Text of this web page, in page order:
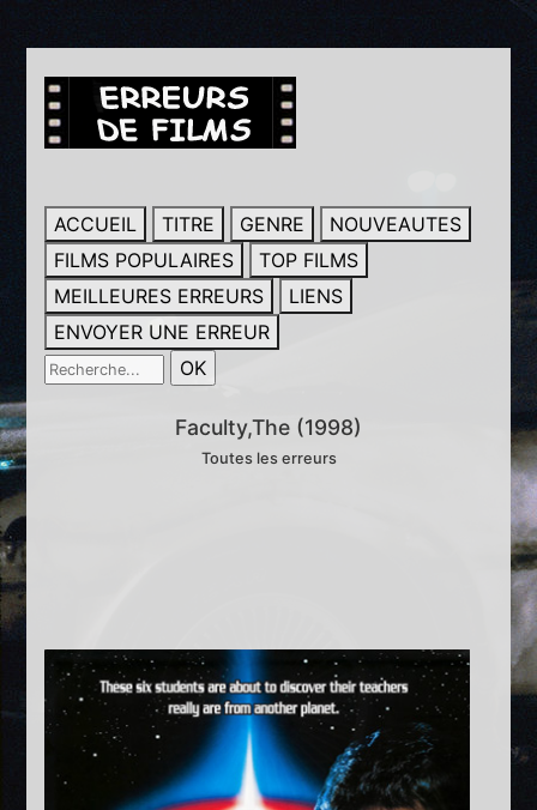
ACCUEIL TITRE GENRE
NOUVEAUTES
FILMS POPULAIRES
TOP FILMS
MEILLEURES ERREURS
LIENS
ENVOYER UNE ERREUR
Faculty,The (1998)
Toutes les erreurs